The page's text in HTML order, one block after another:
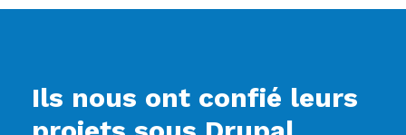
Ils nous ont confié leurs